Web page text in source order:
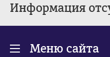
Информация
Меню сайта